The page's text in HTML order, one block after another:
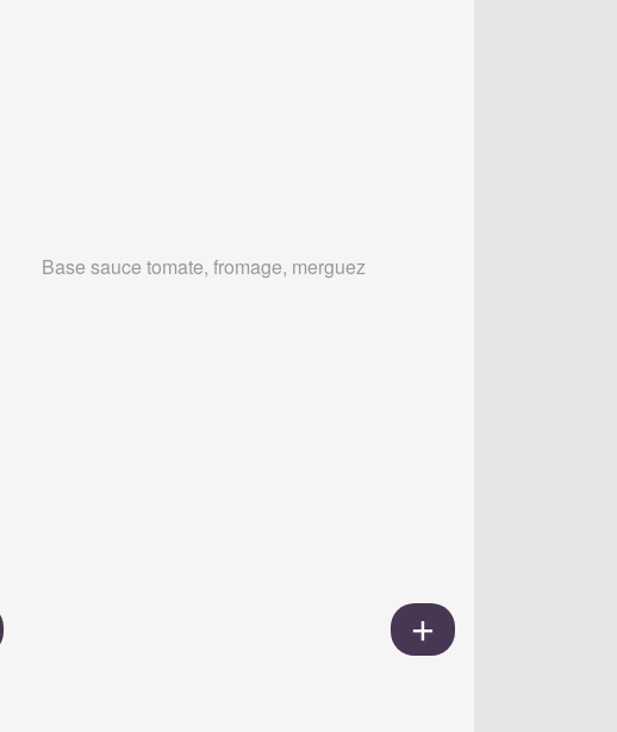
Base sauce tomate, fromage, merguez